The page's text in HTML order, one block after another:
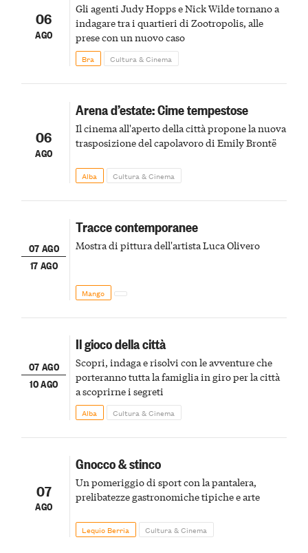
06
AGO
Gli agenti Judy Hopps e Nick Wilde tornano a
indagare tra i quartieri di Zootropolis, alle
prese con un nuovo caso
Bra Cultura & Cinema
06
AGO
Arena d’estate: Cime tempestose
Il cinema all'aperto della città propone la nuova
trasposizione del capolavoro di Emily Brontë
Alba Cultura & Cinema
07 AGO
17 AGO
Tracce contemporanee
Mostra di pittura dell'artista Luca Olivero
Mango
07 AGO
10 AGO
Il gioco della città
Scopri, indaga e risolvi con le avventure che
porteranno tutta la famiglia in giro per la città
a scoprirne i segreti
Alba Cultura & Cinema
07
AGO
Gnocco & stinco
Un pomeriggio di sport con la pantalera,
prelibatezze gastronomiche tipiche e arte
Lequio Berria Cultura & Cinema